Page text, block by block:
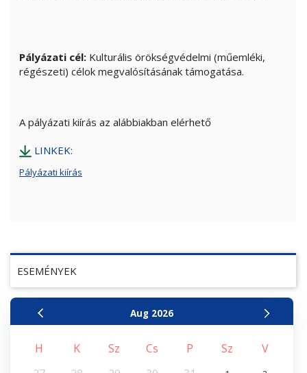
ESEMÉNYEK
Aug 2026
H K Sz Cs P Sz
V
Pályázati cél: Kulturális örökségvédelmi (műemléki,
régészeti) célok megvalósításának támogatása.
A pályázati kiírás az alábbiakban elérhető
LINKEK:
Pályázati kiírás